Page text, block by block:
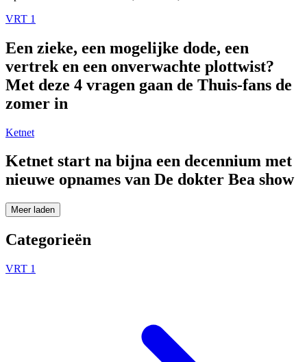
VRT 1
Een zieke, een mogelijke dode, een
vertrek en een onverwachte plottwist?
Met deze 4 vragen gaan de Thuis-fans de
zomer in
Ketnet
Ketnet start na bijna een decennium met
nieuwe opnames van De dokter Bea show
Meer laden
Categorieën
VRT 1